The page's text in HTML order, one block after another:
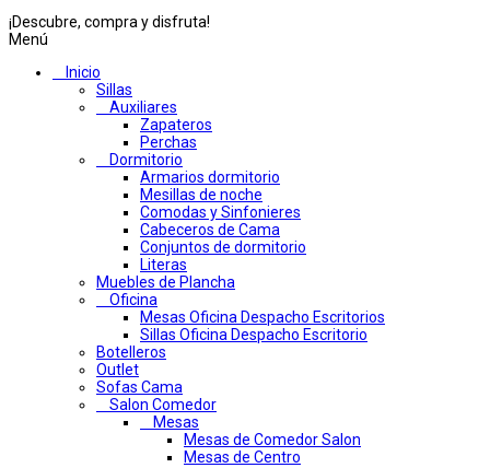
¡Descubre, compra y disfruta!
Menú
Inicio
Sillas
Auxiliares
Zapateros
Perchas
Dormitorio
Armarios dormitorio
Mesillas de noche
Comodas y Sinfonieres
Cabeceros de Cama
Conjuntos de dormitorio
Literas
Muebles de Plancha
Oficina
Mesas Oficina Despacho Escritorios
Sillas Oficina Despacho Escritorio
Botelleros
Outlet
Sofas Cama
Salon Comedor
Mesas
Mesas de Comedor Salon
Mesas de Centro